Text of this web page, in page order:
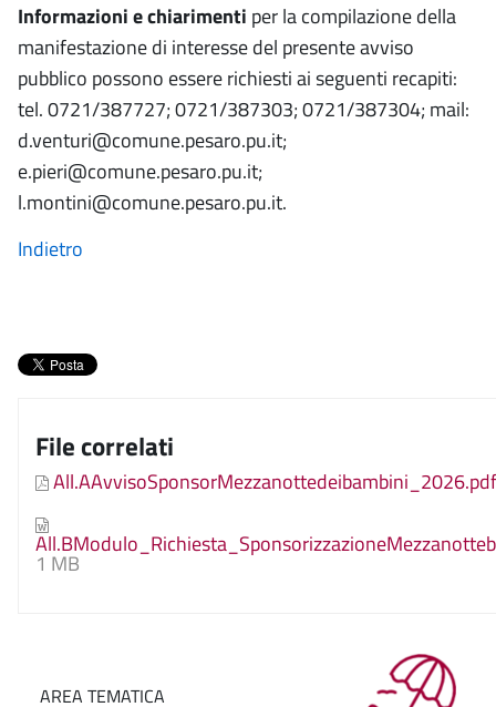
Informazioni e chiarimenti per la compilazione della
manifestazione di interesse del presente avviso
pubblico possono essere richiesti ai seguenti recapiti:
tel. 0721/387727; 0721/387303; 0721/387304; mail:
d.venturi@comune.pesaro.pu.it;
e.pieri@comune.pesaro.pu.it;
l.montini@comune.pesaro.pu.it.
Indietro
File correlati
All.AAvvisoSponsorMezzanottedeibambini_2026.pdf
1 MB
AREA TEMATICA